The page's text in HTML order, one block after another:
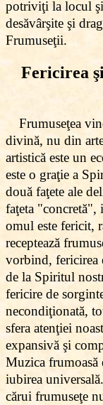
potriviţi la locul
desăvârşite şi
Frumuseţii.
Fericirea
Frumuseţea
divină, nu din
artistică este un
este o graţie a
două faţete ale
faţeta "concretă",
omul este fericit,
receptează
vorbind, fericirea
de la Spiritul
fericire de
necondiţionată,
sfera atenţiei
expansivă şi
Muzica frumoasă
iubirea
cărui frumuseţe